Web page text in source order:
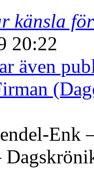
känsla
20:22
även
Enk